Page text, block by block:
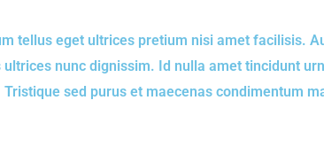
tellus eget ultrices pretium nisi amet facilisis.
nunc dignissim. Id nulla amet tincidunt
sed purus et maecenas condimentum